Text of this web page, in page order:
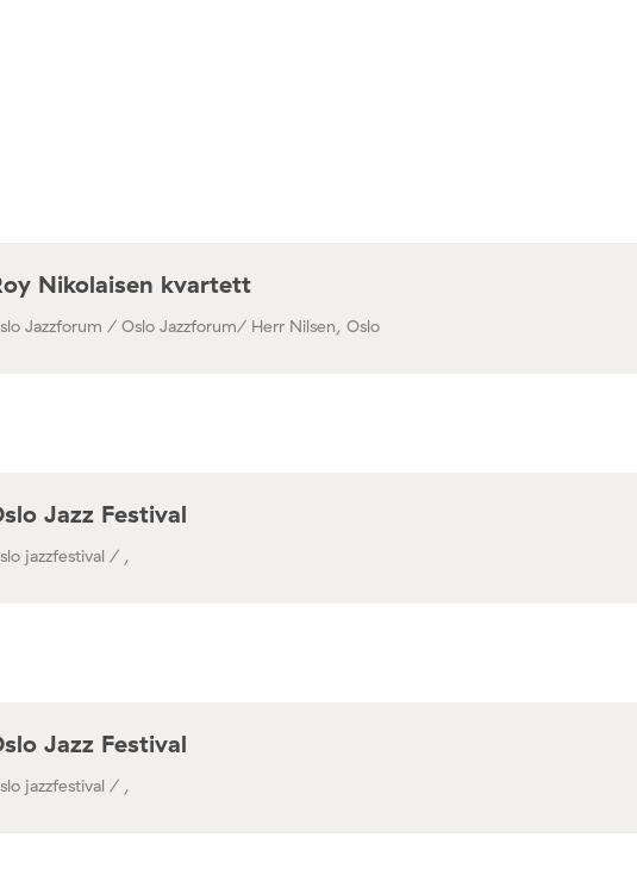
Nikolaisen kvartett
Jazzforum / Oslo Jazzforum/ Herr Nilsen, Oslo
Jazz Festival
jazzfestival / ,
Jazz Festival
jazzfestival / ,